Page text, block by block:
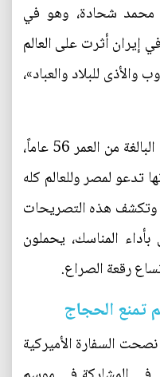
محمد شحادة، وهو في
إيران أثرت على العالم
للبلاد والعباد»،
كما قالت المصرية هالة إسماعيل، البالغة من العمر 56 عاماً،
تدعو لمصر وللعالم كله
وتكشف هذه التصريحات
المناسك، يحملون
رقعة الصراع.
تمنع الحجاج
السفارة الأميركية